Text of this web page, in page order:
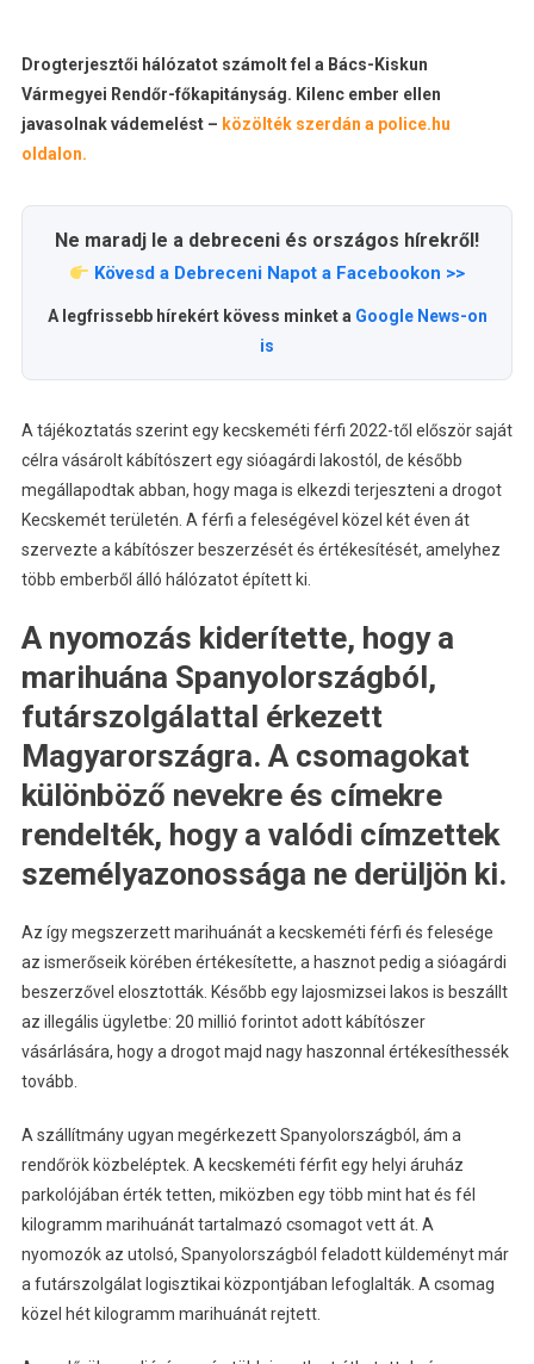
Drogterjesztői hálózatot számolt fel a Bács-Kiskun
Vármegyei Rendőr-főkapitányság. Kilenc ember ellen
javasolnak vádemelést – közölték szerdán a police.hu
oldalon.
Ne maradj le a debreceni és országos hírekről!
Kövesd a Debreceni Napot a Facebookon >>
A legfrissebb hírekért kövess minket a Google News-on
is
A tájékoztatás szerint egy kecskeméti férfi 2022-től először saját
célra vásárolt kábítószert egy sióagárdi lakostól, de később
megállapodtak abban, hogy maga is elkezdi terjeszteni a drogot
Kecskemét területén. A férfi a feleségével közel két éven át
szervezte a kábítószer beszerzését és értékesítését, amelyhez
több emberből álló hálózatot épített ki.
A nyomozás kiderítette, hogy a
marihuána Spanyolországból,
futárszolgálattal érkezett
Magyarországra. A csomagokat
különböző nevekre és címekre
rendelték, hogy a valódi címzettek
személyazonossága ne derüljön ki.
Az így megszerzett marihuánát a kecskeméti férfi és felesége
az ismerőseik körében értékesítette, a hasznot pedig a sióagárdi
beszerzővel elosztották. Később egy lajosmizsei lakos is beszállt
az illegális ügyletbe: 20 millió forintot adott kábítószer
vásárlására, hogy a drogot majd nagy haszonnal értékesíthessék
tovább.
A szállítmány ugyan megérkezett Spanyolországból, ám a
rendőrök közbeléptek. A kecskeméti férfit egy helyi áruház
parkolójában érték tetten, miközben egy több mint hat és fél
kilogramm marihuánát tartalmazó csomagot vett át. A
nyomozók az utolsó, Spanyolországból feladott küldeményt már
a futárszolgálat logisztikai központjában lefoglalták. A csomag
közel hét kilogramm marihuánát rejtett.